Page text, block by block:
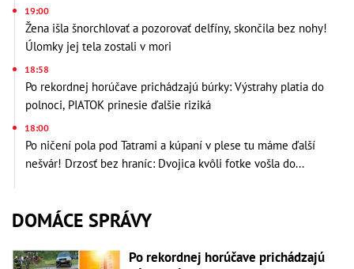
19:00
Žena išla šnorchlovať a pozorovať delfíny, skončila bez nohy!
Úlomky jej tela zostali v mori
18:58
Po rekordnej horúčave prichádzajú búrky: Výstrahy platia do
polnoci, PIATOK prinesie ďalšie riziká
18:00
Po ničení pola pod Tatrami a kúpaní v plese tu máme ďalší
nešvár! Drzosť bez hraníc: Dvojica kvôli fotke vošla do...
DOMÁCE SPRÁVY
Po rekordnej horúčave prichádzajú